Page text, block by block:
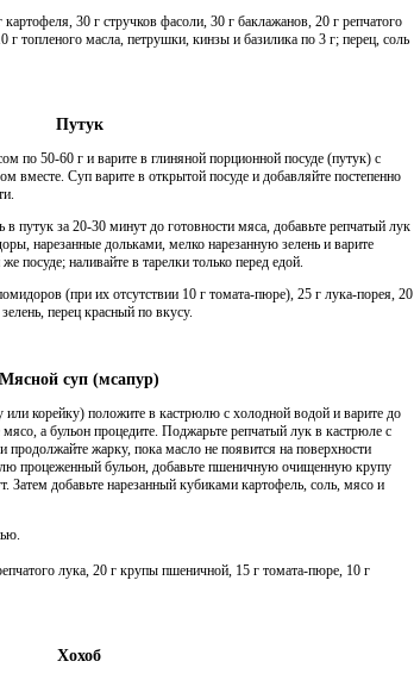
30 г стручков фасоли, 30 г баклажанов, 20 г репчатого
г топленого масла, петрушки, кинзы и базилика по 3 г; перец, соль
Путук
по 50-60 г и варите в глиняной порционной посуде (путук) с
Суп варите в открытой посуде и добавляйте постепенно
путук за 20-30 минут до готовности мяса, добавьте репчатый лук
нарезанные дольками, мелко нарезанную зелень и варите
посуде; наливайте в тарелки только перед едой.
(при их отсутствии 10 г томата-пюре), 25 г лука-порея, 20
перец красный по вкусу.
Мясной суп (мсапур)
корейку) положите в кастрюлю с холодной водой и варите до
а бульон процедите. Поджарьте репчатый лук в кастрюле с
жарку, пока масло не появится на поверхности
процеженный бульон, добавьте пшеничную очищенную крупу
Затем добавьте нарезанный кубиками картофель, соль, мясо и
лука, 20 г крупы пшеничной, 15 г томата-пюре, 10 г
Хохоб